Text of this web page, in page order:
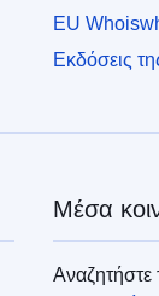
EU
Εκδόσεις
Μέσα
Αναζητήστε